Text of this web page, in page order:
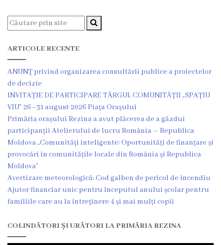
Î.M
,,Servicii
Comunal
Locative”
or.Rezina.
Î.M
,,
Piața
comercială
a
Rezina”
ARTICOLE RECENTE
ANUNŢ privind organizarea consultării publice a proiectelor
de decizie
INVITAȚIE DE PARTICIPARE TÂRGUL COMUNITĂȚII „SPAȚIU
VIU” 26–31 august 2026 Piața Orașului
Primăria orașului Rezina a avut plăcerea de a găzdui
participanții Atelierului de lucru România – Republica
Moldova „Comunități inteligente: Oportunități de finanțare și
provocări în comunitățile locale din România și Republica
Moldova”
Avertizare meteorologică: Cod galben de pericol de incendiu
Ajutor financiar unic pentru începutul anului școlar pentru
familiile care au la întreținere 4 și mai mulți copii
COLINDĂTORI ȘI URĂTORI LA PRIMĂRIA REZINA